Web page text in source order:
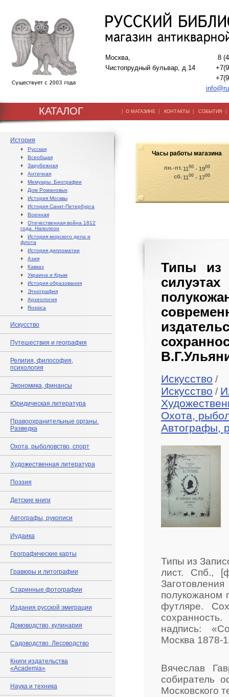
Москва,
Чистопрудный бульвар, д.14
8
КАТАЛОГ | О МАГАЗИНЕ | КОНТАКТЫ | СОБЫТИЯ
История
♦ Русская
♦ Всеобщая
♦ Зарубежная
♦ Античная
♦ Мемуары. Биографии
♦ Дом Романовых
♦ История Москвы
♦ История Санкт-Петербурга
♦ Военная
♦ Отечественная война 1812
года. Наполеон
♦ История морского дела и
флота
♦ История дипломатии
♦ Азия
♦ Кавказ
♦ Украина и Крым
♦ История образования
♦ Этнография
♦ Археология
♦ Rossica
Искусство
Путешествия и география
Религия, философия,
психология
Экономика, финансы
Юридическая литература
Правоохранительные органы.
Разведка
Охота, рыболовство, спорт
Художественная литература
Поэзия
Детские книги
Автографы, рукописи
Иудаика
Географические карты
Гравюры и литографии
Старинные фотографии
Издания русской эмиграции
Домоводство, кулинария
Садоводство. Лесоводство
Книги издательства
«Academia»
Наука и техника
Часы работы магазина
пн.-пт.1100 - 1900
сб.1100 - 1700
Типы из
Искусство /
Искусство /
Охота,
Автографы,
Типы из
лист. Спб.,
полукожаном
футляре.
надпись:
Москва 1878-
Вячеслав
собиратель
Московского